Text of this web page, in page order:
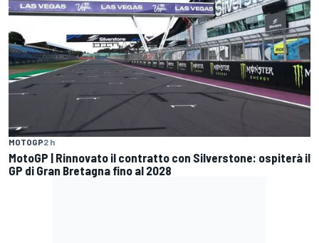
MOTOGP2 h
MotoGP | Rinnovato il contratto con Silverstone: ospiterà il
GP di Gran Bretagna fino al 2028